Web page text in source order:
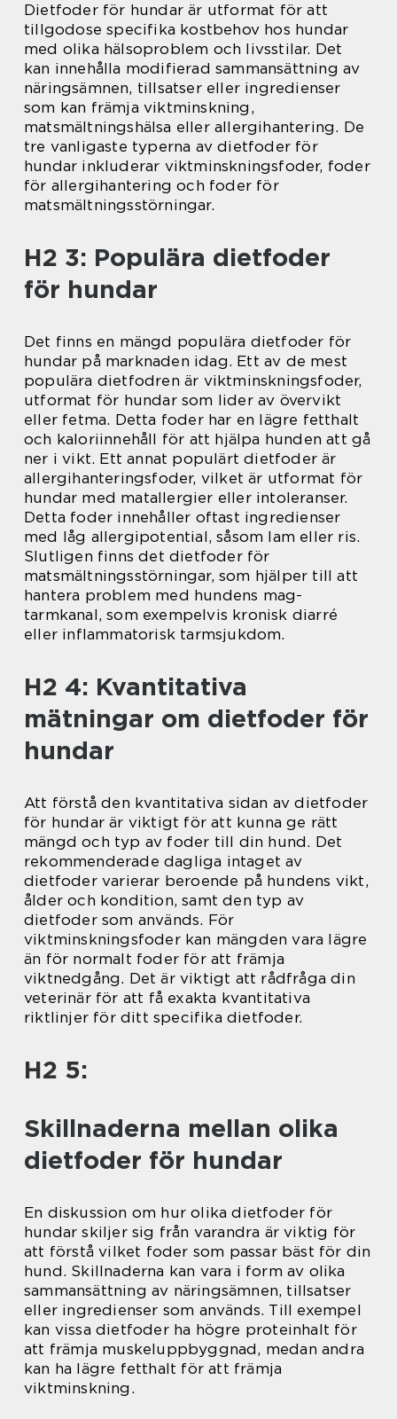
Dietfoder för hundar är utformat för att
tillgodose specifika kostbehov hos hundar
med olika hälsoproblem och livsstilar. Det
kan innehålla modifierad sammansättning av
näringsämnen, tillsatser eller ingredienser
som kan främja viktminskning,
matsmältningshälsa eller allergihantering. De
tre vanligaste typerna av dietfoder för
hundar inkluderar viktminskningsfoder, foder
för allergihantering och foder för
matsmältningsstörningar.
H2 3: Populära dietfoder
för hundar
Det finns en mängd populära dietfoder för
hundar på marknaden idag. Ett av de mest
populära dietfodren är viktminskningsfoder,
utformat för hundar som lider av övervikt
eller fetma. Detta foder har en lägre fetthalt
och kaloriinnehåll för att hjälpa hunden att gå
ner i vikt. Ett annat populärt dietfoder är
allergihanteringsfoder, vilket är utformat för
hundar med matallergier eller intoleranser.
Detta foder innehåller oftast ingredienser
med låg allergipotential, såsom lam eller ris.
Slutligen finns det dietfoder för
matsmältningsstörningar, som hjälper till att
hantera problem med hundens mag-
tarmkanal, som exempelvis kronisk diarré
eller inflammatorisk tarmsjukdom.
H2 4: Kvantitativa
mätningar om dietfoder för
hundar
Att förstå den kvantitativa sidan av dietfoder
för hundar är viktigt för att kunna ge rätt
mängd och typ av foder till din hund. Det
rekommenderade dagliga intaget av
dietfoder varierar beroende på hundens vikt,
ålder och kondition, samt den typ av
dietfoder som används. För
viktminskningsfoder kan mängden vara lägre
än för normalt foder för att främja
viktnedgång. Det är viktigt att rådfråga din
veterinär för att få exakta kvantitativa
riktlinjer för ditt specifika dietfoder.
H2 5:
Skillnaderna mellan olika
dietfoder för hundar
En diskussion om hur olika dietfoder för
hundar skiljer sig från varandra är viktig för
att förstå vilket foder som passar bäst för din
hund. Skillnaderna kan vara i form av olika
sammansättning av näringsämnen, tillsatser
eller ingredienser som används. Till exempel
kan vissa dietfoder ha högre proteinhalt för
att främja muskeluppbyggnad, medan andra
kan ha lägre fetthalt för att främja
viktminskning.